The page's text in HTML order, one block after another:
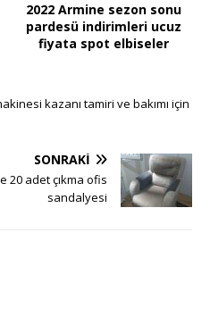
2022 Armine sezon sonu
pardesü indirimleri ucuz
fiyata spot elbiseler
kazanı tamiri ve bakımı için
SONRAKI
20 adet çıkma ofis
sandalyesi